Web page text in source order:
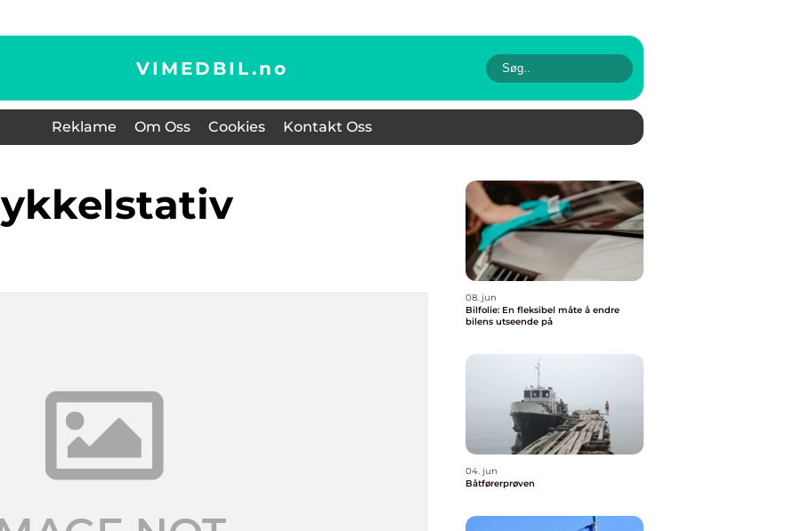
VIMEDBIL.no
Reklame Om Oss Cookies Kontakt Oss
sykkelstativ
08. jun
Bilfolie: En fleksibel måte å endre
bilens utseende på
04. jun
Båtførerprøven